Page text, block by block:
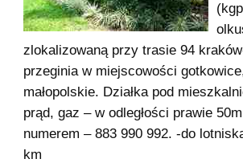
zlokalizowaną przy trasie 94
przeginia w miejscowości
małopolskie. Działka pod
prąd, gaz – w odległości prawie
numerem – 883 990 992. -do